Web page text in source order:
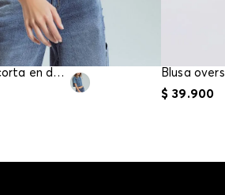
Blusa manga corta en denim para mujer
$ 39.900